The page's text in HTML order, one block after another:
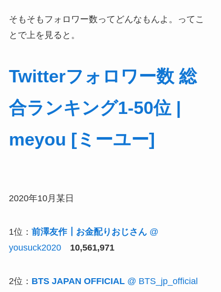
そもそもフォロワー数ってどんなもんよ。ってこ
とで上を見ると。
Twitterフォロワー数 総
合ランキング1-50位 |
meyou [ミーユー]
2020年10月某日
1位： 前澤友作┃お金配りおじさん @
yousuck2020
10,561,971
2位： BTS JAPAN OFFICIAL @ BTS_jp_official